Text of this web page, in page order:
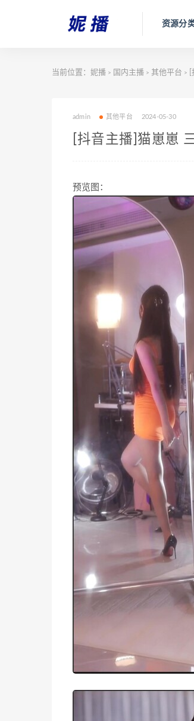
资源分
当前位置： 妮播 > 国内主播 > 其他平台 >
admin 其他平台 2024-05-30
[抖音主播]猫崽崽
预览图：